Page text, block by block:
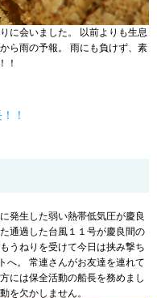
に会いました。 以前よりも生息
ら雨の予報。 雨にも負けず、素
！
！
発生した弱い熱帯低気圧が慶良
通過した台風１１号が慶良間の
うねりを受けて今日は挟み撃ち
へ。 常連さんがお友達を連れて
には保全活動の船長を務めまし
を欠かしません。